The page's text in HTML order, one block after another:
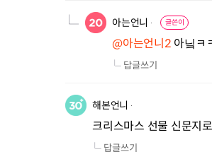
아는언니 글쓴이
@아는언니2 아닠ㅋ
답글쓰기
해본언니
크리스마스 선물 신문지
답글쓰기